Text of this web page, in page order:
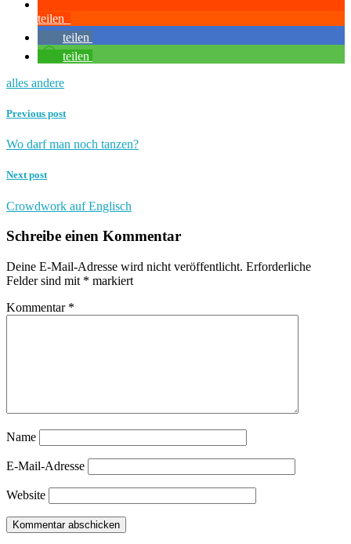
teilen
teilen
teilen
alles andere
Previous post
Wo darf man noch tanzen?
Next post
Crowdwork auf Englisch
Schreibe einen Kommentar
Deine E-Mail-Adresse wird nicht veröffentlicht. Erforderliche
Felder sind mit * markiert
Kommentar *
Name
E-Mail-Adresse
Website